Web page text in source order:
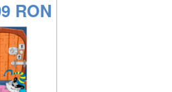
RON